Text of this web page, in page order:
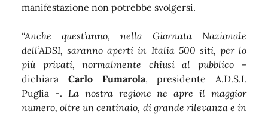
manifestazione non potrebbe svolgersi.
“Anche quest’anno, nella Giornata Nazionale
dell’ADSI, saranno aperti in Italia 500 siti, per lo
più privati, normalmente chiusi al pubblico–
dichiara Carlo Fumarola, presidente A.D.S.I.
Puglia -. La nostra regione ne apre il maggior
numero, oltre un centinaio, di grande rilevanza e in